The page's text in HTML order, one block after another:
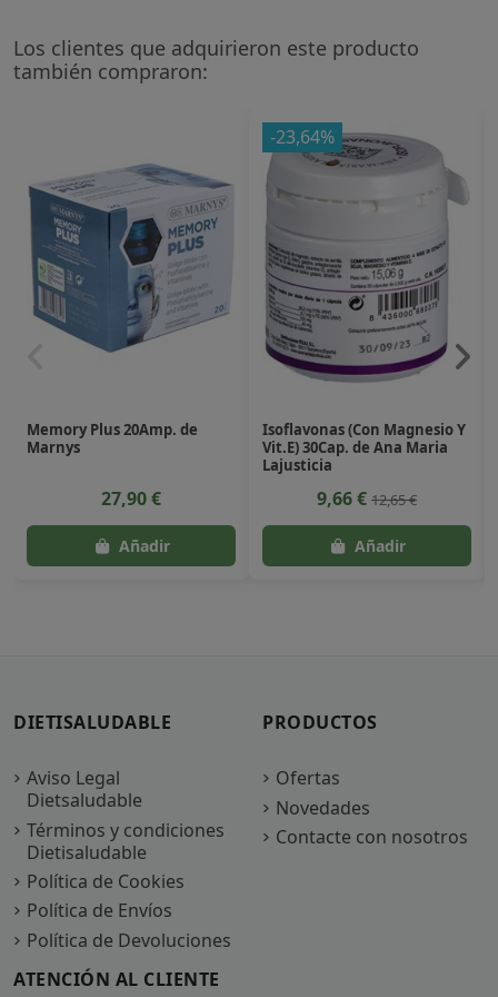
Los clientes que adquirieron este producto
también compraron:
Memory Plus 20Amp. de
Marnys
27,90 €
-23,64%
Isoflavonas (Con Magnesio Y
Vit.E) 30Cap. de Ana Maria
Lajusticia
9,66 € 12,65 €
DIETISALUDABLE
Aviso Legal
Dietsaludable
Términos y condiciones
Dietisaludable
Política de Cookies
Política de Envíos
Política de Devoluciones
PRODUCTOS
Ofertas
Novedades
Contacte con nosotros
ATENCIÓN AL CLIENTE